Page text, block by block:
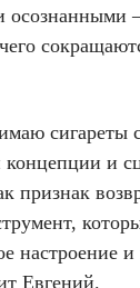
осознанными
сигареты
концепции и
признак
настроение и
Евгений.